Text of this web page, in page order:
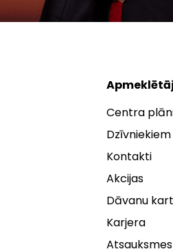
Centra
Kontakti
Akcijas
Dāvanu
Karjera
Atsauksmes